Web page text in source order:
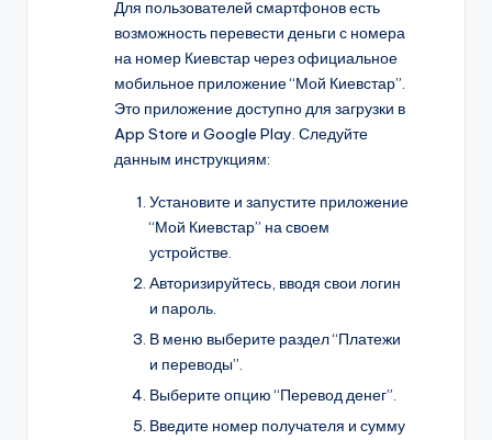
Для пользователей смартфонов есть
возможность перевести деньги с номера
на номер Киевстар через официальное
мобильное приложение “Мой Киевстар”.
Это приложение доступно для загрузки в
App Store и Google Play. Следуйте
данным инструкциям:
Установите и запустите приложение
“Мой Киевстар” на своем
устройстве.
Авторизируйтесь, вводя свои логин
и пароль.
В меню выберите раздел “Платежи
и переводы”.
Выберите опцию “Перевод денег”.
Введите номер получателя и сумму